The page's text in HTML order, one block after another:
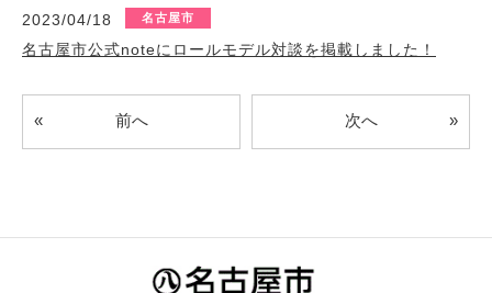
2023/04/18 名古屋市
名古屋市公式noteにロールモデル対談を掲載しました！
« »